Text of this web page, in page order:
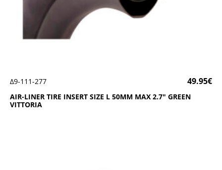
ΑΙR-LΙΝΕR ΤΙRΕ ΙΝSΕRΤ SΙΖΕ L 50ΜΜ ΜΑΧ 2.7″ GRΕΕΝ
VΙΤΤΟRΙΑ
Δ9-111-277 49.95€